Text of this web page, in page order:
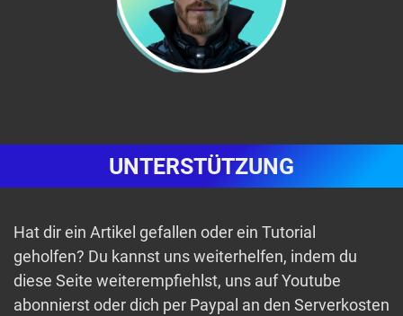
UNTERSTÜTZUNG
Hat dir ein Artikel gefallen oder ein Tutorial
geholfen? Du kannst uns weiterhelfen, indem du
diese Seite weiterempfiehlst, uns auf Youtube
abonnierst oder dich per Paypal an den Serverkosten